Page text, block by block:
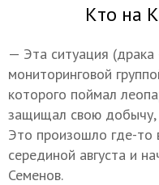
Кто на
— Эта ситуация
мониторинговой
которого поймал
защищал свою добычу,
Это произошло где-
серединой августа и
Семенов.